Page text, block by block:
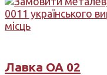
Лавка ОА 02